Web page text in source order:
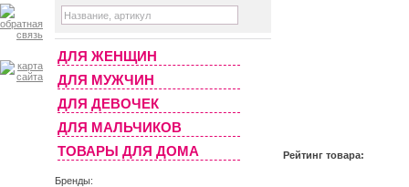
ДЛЯ ЖЕНЩИН
ДЛЯ МУЖЧИН
ДЛЯ ДЕВОЧЕК
ДЛЯ МАЛЬЧИКОВ
ТОВАРЫ ДЛЯ ДОМА
Бренды:
Рейтинг товара: